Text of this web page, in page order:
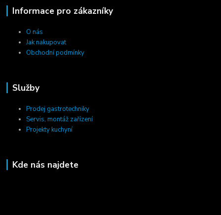
Informace pro zákazníky
O nás
Jak nakupovat
Obchodní podmínky
Služby
Prodej gastrotechniky
Servis, montáž zařízení
Projekty kuchyní
Kde nás najdete